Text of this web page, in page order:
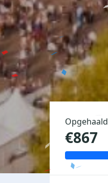
Opgehaald
€867